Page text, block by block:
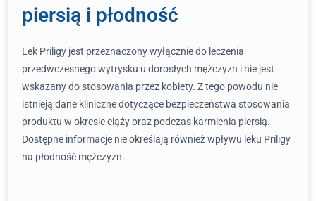
piersią i płodność
Lek Priligy jest przeznaczony wyłącznie do leczenia
przedwczesnego wytrysku u dorosłych mężczyzn i nie jest
wskazany do stosowania przez kobiety. Z tego powodu nie
istnieją dane kliniczne dotyczące bezpieczeństwa stosowania
produktu w okresie ciąży oraz podczas karmienia piersią.
Dostępne informacje nie określają również wpływu leku Priligy
na płodność mężczyzn.